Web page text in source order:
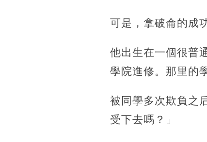
可是，拿破侖的成
他出生在一個很普
學院進修。那里的
被同學多次欺負之
受下去嗎？」